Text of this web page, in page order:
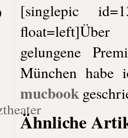
[singlepic
gelungene
München habe
mucbook
Ähnliche